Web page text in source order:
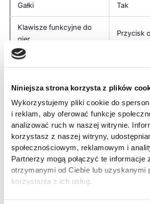
Niniejsza strona korzysta z plików
Wykorzystujemy pliki cookie do
i reklam, aby oferować funkcje
analizować ruch w naszej witrynie.
korzystasz z naszej witryny,
społecznościowym, reklamowym i
Partnerzy mogą połączyć te informacje
otrzymanymi od Ciebie lub uzyskanymi
korzystania z ich usług.
Gałki Tak
Klawisze funkcyjne do
gier
Przycisk
Klawisze funkcyjne do
Klawisze funkcyjne do
gier
Przycisk
Wibracje Tak
Technologia kontroli gier
Obsługiwane platformy
gier